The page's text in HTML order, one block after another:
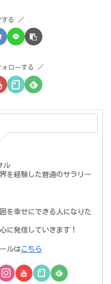
する
ローする
ル
を経験した普通のサラリー
を幸せにできる人になりた
に発信していきます！
ルはこちら